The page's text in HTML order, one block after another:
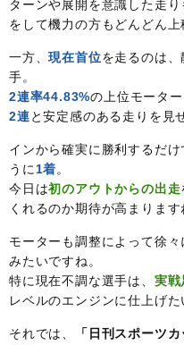
ターンや展開を意識した走
をして機力の方もどんどん上
一方、現在首位を走るのは
手。
2連率44.83%の上位モータ
2連と安定感のある走りを見
インから確実に勝利するだ
うに 1着。
今日は初のアウトからの出走
くれるのか期待が高まります
モーターも調整によって徐々
みたいですね。
特に現在不調な選手は、 実戦
レベルのエンジンに仕上げた
それでは、 「日刊スポーツカ